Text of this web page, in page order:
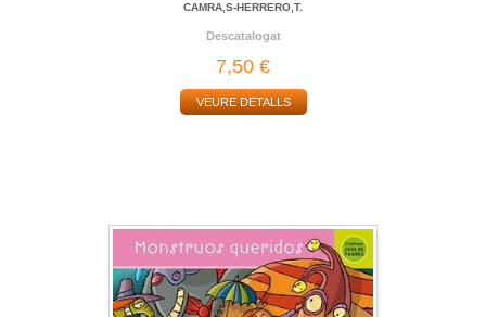
CAMRA,S-HERRERO,T.
Descatalogat
7,50 €
VEURE DETALLS